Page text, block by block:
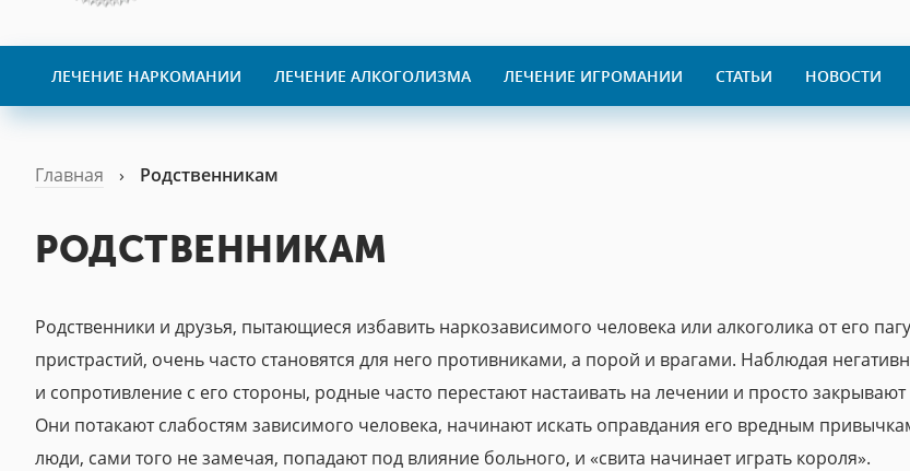
ЛЕЧЕНИЕ НАРКОМАНИИ ЛЕЧЕНИЕ АЛКОГОЛИЗМА ЛЕЧЕНИЕ ИГРОМАНИИ СТАТЬИ НОВОСТИ
Главная › Родственникам
РОДСТВЕННИКАМ
Родственники и друзья, пытающиеся избавить наркозависимого человека или алкоголика от его
пристрастий, очень часто становятся для него противниками, а порой и врагами. Наблюдая
и сопротивление с его стороны, родные часто перестают настаивать на лечении и просто закрывают
Они потакают слабостям зависимого человека, начинают искать оправдания его вредным
люди, сами того не замечая, попадают под влияние больного, и «свита начинает играть короля».